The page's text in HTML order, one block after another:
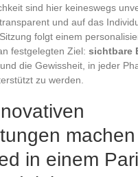
sind hier keineswegs
und auf das
folgt einem
festgelegten Ziel: sichtbare
die Gewissheit, in jeder
zu werden.
in einem